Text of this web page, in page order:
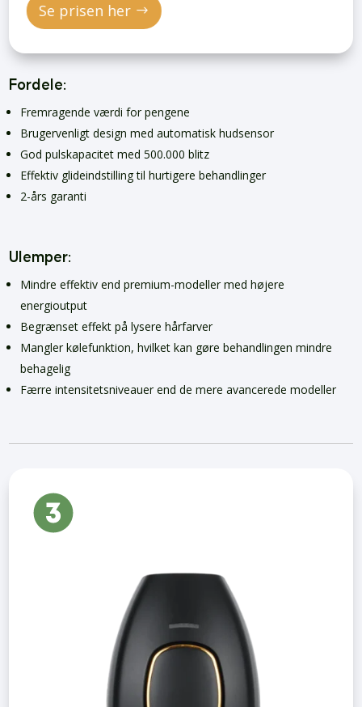
Se prisen her
Fordele:
Fremragende værdi for pengene
Brugervenligt design med automatisk hudsensor
God pulskapacitet med 500.000 blitz
Effektiv glideindstilling til hurtigere behandlinger
2-års garanti
Ulemper:
Mindre effektiv end premium-modeller med højere
energioutput
Begrænset effekt på lysere hårfarver
Mangler kølefunktion, hvilket kan gøre behandlingen mindre
behagelig
Færre intensitetsniveauer end de mere avancerede modeller